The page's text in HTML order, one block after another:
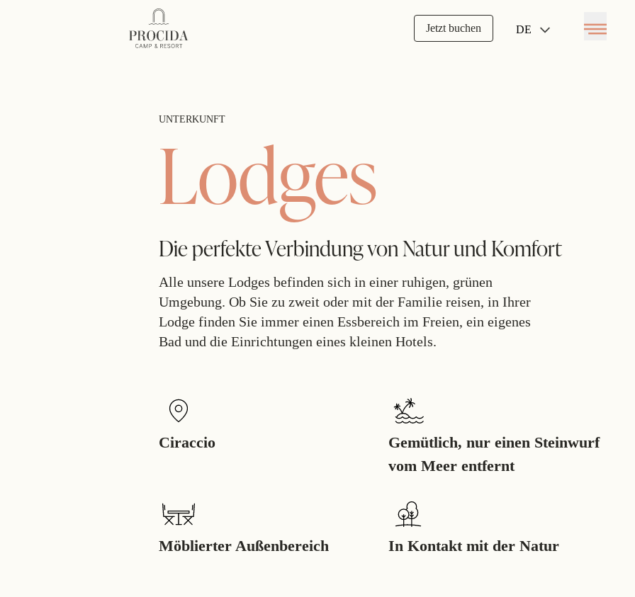
Procida Camp Resort
Jetzt buchen
DE
Open menu
UNTERKUNFT
Lodges
Die perfekte Verbindung von Natur und Komfort
Alle unsere Lodges befinden sich in einer ruhigen, grünen
Umgebung. Ob Sie zu zweit oder mit der Familie reisen, in Ihrer
Lodge finden Sie immer einen Essbereich im Freien, ein eigenes
Bad und die Einrichtungen eines kleinen Hotels.
Ciraccio
Gemütlich, nur einen Steinwurf
vom Meer entfernt
Möblierter Außenbereich In Kontakt mit der Natur